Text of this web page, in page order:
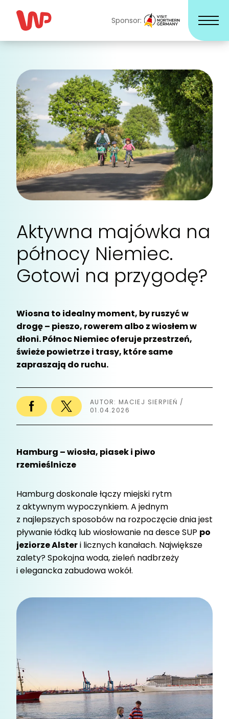
Sponsor:
Aktywna majówka na
północy Niemiec.
Gotowi na przygodę?
Wiosna to idealny moment, by ruszyć w
drogę – pieszo, rowerem albo z wiosłem w
dłoni. Północ Niemiec oferuje przestrzeń,
świeże powietrze i trasy, które same
zapraszają do ruchu.
AUTOR: MACIEJ SIERPIEŃ /
01.04.2026
Hamburg – wiosła, piasek i piwo
rzemieślnicze
Hamburg doskonale łączy miejski rytm
z aktywnym wypoczynkiem. A jednym
z najlepszych sposobów na rozpoczęcie dnia jest
pływanie łódką lub wiosłowanie na desce SUP po
jeziorze Alsteri licznych kanałach. Największe
zalety? Spokojna woda, zieleń nadbrzeży
i elegancka zabudowa wokół.